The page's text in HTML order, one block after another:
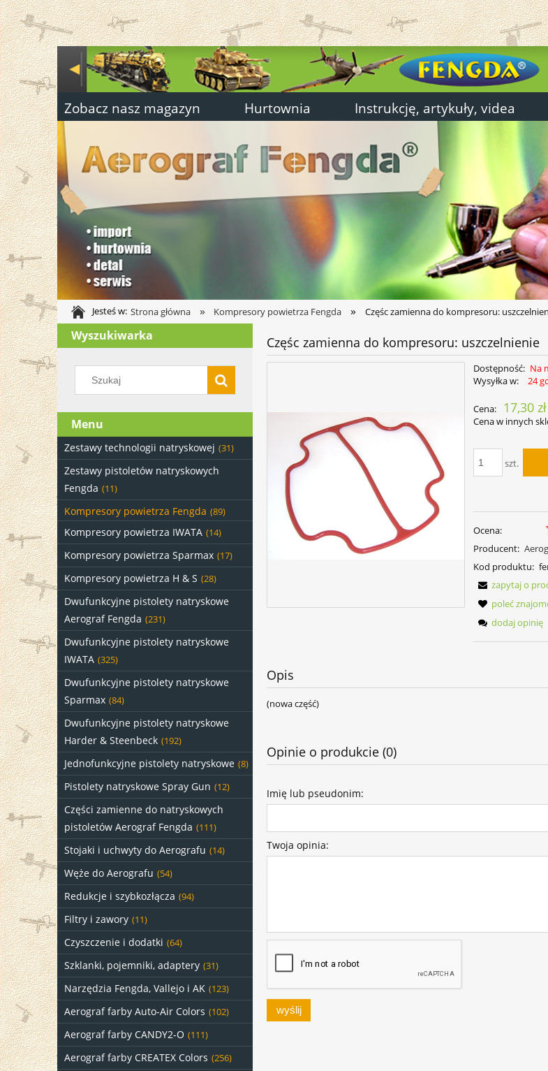
Zobacz nasz magazyn Hurtownia Instrukcję, artykuły, videa
Jesteś w: Strona główna » Kompresory powietrza Fengda » Częśc zamienna do kompresoru:
Wyszukiwarka
Menu
Zestawy technologii natryskowej (31)
Zestawy pistoletów natryskowych
Fengda (11)
Kompresory powietrza Fengda (89)
Kompresory powietrza IWATA (14)
Kompresory powietrza Sparmax (17)
Kompresory powietrza H & S (28)
Dwufunkcyjne pistolety natryskowe
Aerograf Fengda (231)
Dwufunkcyjne pistolety natryskowe
IWATA (325)
Dwufunkcyjne pistolety natryskowe
Sparmax (84)
Dwufunkcyjne pistolety natryskowe
Harder & Steenbeck (192)
Jednofunkcyjne pistolety natryskowe (8)
Pistolety natryskowe Spray Gun (12)
Części zamienne do natryskowych
pistoletów Aerograf Fengda (111)
Stojaki i uchwyty do Aerografu (14)
Węże do Aerografu (54)
Redukcje i szybkozłącza (94)
Filtry i zawory (11)
Czyszczenie i dodatki (64)
Szklanki, pojemniki, adaptery (31)
Narzędzia Fengda, Vallejo i AK (123)
Aerograf farby Auto-Air Colors (102)
Aerograf farby CANDY2-O (111)
Aerograf farby CREATEX Colors (256)
Częśc zamienna do kompresoru: uszczelnienie
Dostępność: Na
Wysyłka w:
24
Cena: 17,30 zł
Cena w innych
szt.
Ocena:
Producent:
Kod produktu:
zapytaj o
poleć
dodaj opinię
Opis
(nowa część)
Opinie o produkcie (0)
Imię lub pseudonim:
Twoja opinia:
wyślij